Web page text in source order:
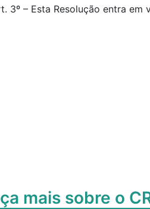
3º – Esta Resolução entra
mais sobre o